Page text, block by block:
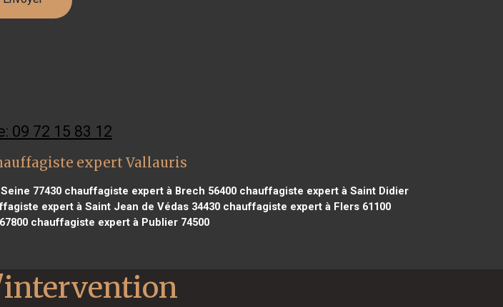
09 72 15 83 12
expert Vallauris
77430chauffagiste expert à Brech 56400chauffagiste expert à Saint Didier
expert à Saint Jean de Védas 34430 chauffagiste expert à Flers 61100
chauffagiste expert à Publier 74500